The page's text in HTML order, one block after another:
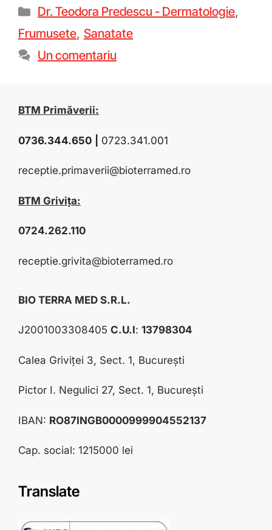
Dr. Teodora Predescu - Dermatologie,
Frumusete, Sanatate
Un comentariu
BTM Primăverii:
0736.344.650 0723.341.001
receptie.primaverii@bioterramed.ro
BTM Grivița:
0724.262.110
receptie.grivita@bioterramed.ro
BIO TERRA MED S.R.L.
J2001003308405 C.U.I: 13798304
Calea Griviței 3, Sect. 1, București
Pictor I. Negulici 27, Sect. 1, București
IBAN: RO87INGB0000999904552137
Cap. social: 1215000 lei
Translate